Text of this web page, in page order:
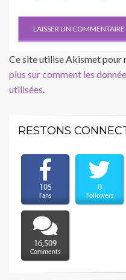
Ce site utilise Akismet pour
plus sur comment les
utilisées.
RESTONS
105
Fans
0
Followers
16,509
Comments